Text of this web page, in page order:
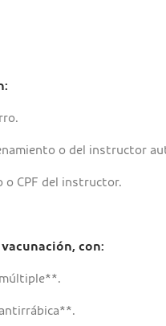
o del instructor
o CPF del instructor.
con: